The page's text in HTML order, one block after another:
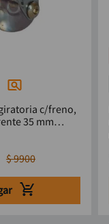
c/freno,
35 mm
$9900